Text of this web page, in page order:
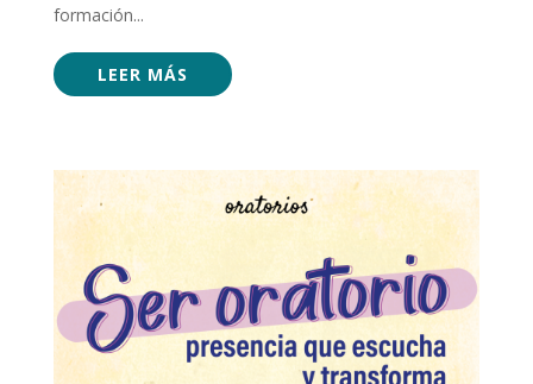
formación...
LEER MÁS